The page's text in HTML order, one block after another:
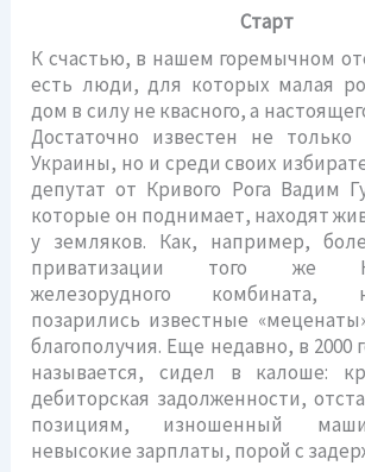
Старт
К счастью, в нашем горемычном
есть люди, для которых малая
дом в силу не квасного, а
Достаточно известен не
Украины, но и среди своих
депутат от Кривого Рога Вадим
которые он поднимает, находят
у земляков. Как, например,
приватизации того же
железорудного
позарились известные
благополучия. Еще недавно, в 2000
называется, сидел в калоше:
дебиторская задолженности,
позициям, изношенный
невысокие зарплаты, порой с